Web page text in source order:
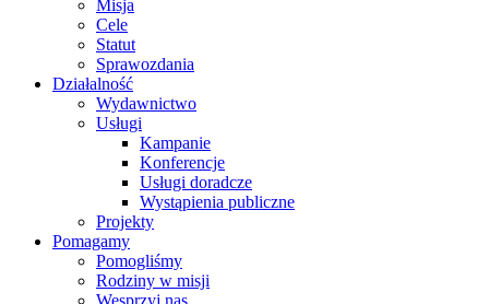
Misja
Cele
Statut
Sprawozdania
Działalność
Wydawnictwo
Usługi
Kampanie
Konferencje
Usługi doradcze
Wystąpienia publiczne
Projekty
Pomagamy
Pomogliśmy
Rodziny w misji
Wesprzyj nas